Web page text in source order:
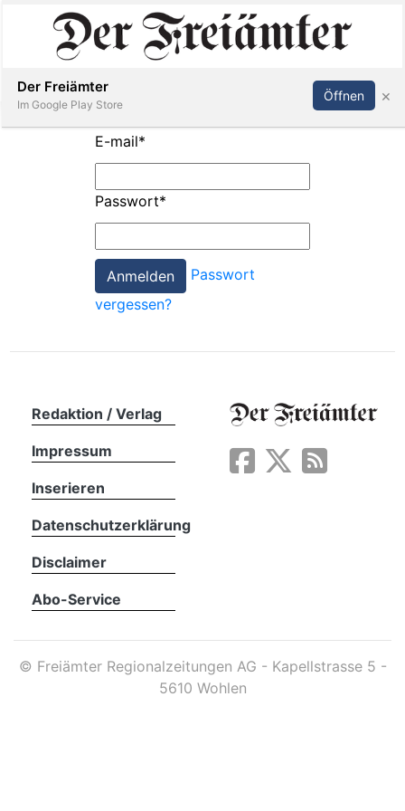
Paper
App
Inserieren Abonnieren Anmelden
E-mail*
Passwort*
Passwort
vergessen?
Redaktion / Verlag
Impressum
Inserieren
Datenschutzerklärung
Disclaimer
Abo-Service
© Freiämter Regionalzeitungen AG - Kapellstrasse 5 -
5610 Wohlen
Der Freiämter
Im Google Play Store
Öffnen ×